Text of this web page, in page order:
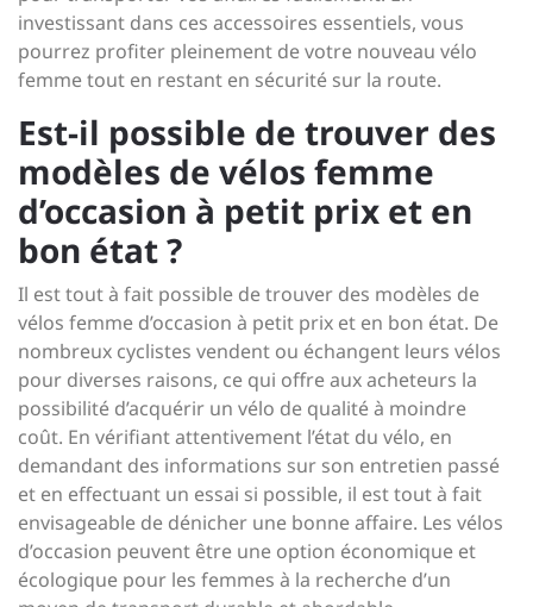
investissant dans ces accessoires essentiels, vous
pourrez profiter pleinement de votre nouveau vélo
femme tout en restant en sécurité sur la route.
Est-il possible de trouver des
modèles de vélos femme
d’occasion à petit prix et en
bon état ?
Il est tout à fait possible de trouver des modèles de
vélos femme d’occasion à petit prix et en bon état. De
nombreux cyclistes vendent ou échangent leurs vélos
pour diverses raisons, ce qui offre aux acheteurs la
possibilité d’acquérir un vélo de qualité à moindre
coût. En vérifiant attentivement l’état du vélo, en
demandant des informations sur son entretien passé
et en effectuant un essai si possible, il est tout à fait
envisageable de dénicher une bonne affaire. Les vélos
d’occasion peuvent être une option économique et
écologique pour les femmes à la recherche d’un